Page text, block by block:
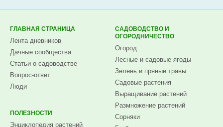
ГЛАВНАЯ СТРАНИЦА
Лента дневников
Дачные сообщества
Статьи о садоводстве
Вопрос-ответ
Люди
ПОЛЕЗНОСТИ
Энциклопедия растений
САДОВОДСТВО И
ОГОРОДНИЧЕСТВО
Огород
Лесные и садовые ягоды
Зелень и пряные травы
Садовые растения
Выращивание растений
Размножение растений
Сорняки